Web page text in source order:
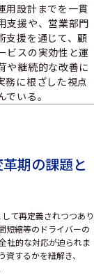
用設計までを一貫
支援や、営業部門
支援を通じて、顧
ビスの実効性と運
や継続的な改善に
務に根ざした視点
いる。
期の課題と
て再定義されつつあり
短縮等のドライバーの
社的な対応が迫られま
するかを紐解き、